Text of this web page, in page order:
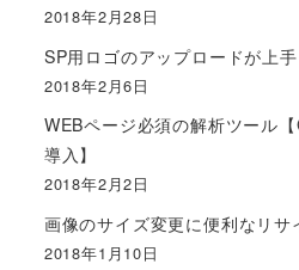
2018年2月28日
SP用ロゴのアップロードが上
2018年2月6日
WEBページ必須の解析ツール
導入】
2018年2月2日
画像のサイズ変更に便利なリサ
2018年1月10日